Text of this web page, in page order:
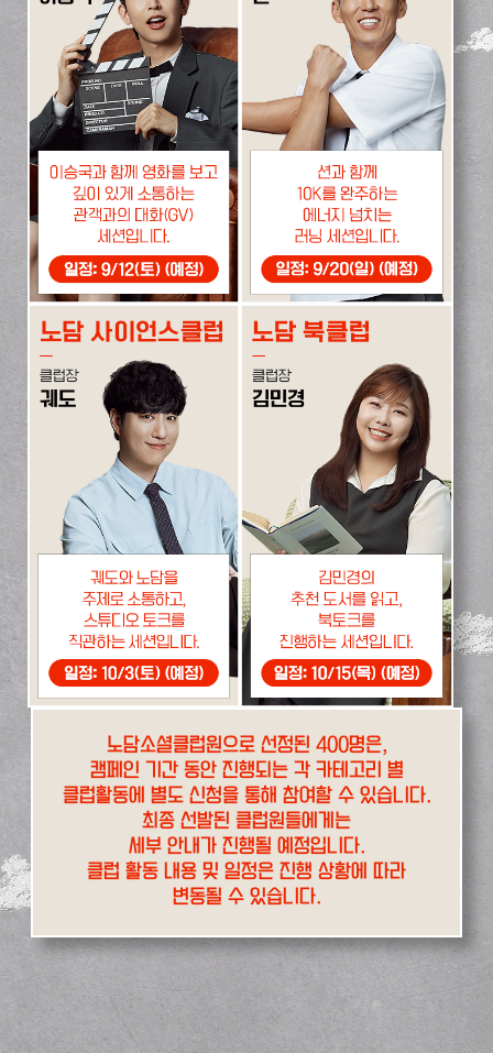
노담소셜클럽원으로 선정된 400명은,
캠페인 기간 동안 진행되는 각 카테고리 별
클럽활동에 별도 신청을 통해 참여할 수 있습니다.
최종 선발된 클럽원들에게는
세부 안내가 진행될 예정입니다.
클럽 활동 내용 및 일정은 진행 상황에 따라
변동될 수 있습니다.